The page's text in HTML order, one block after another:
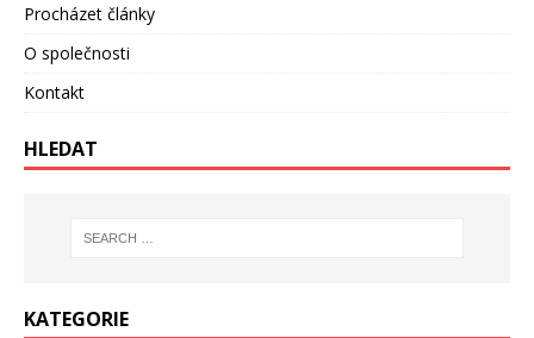
Procházet články
O společnosti
Kontakt
HLEDAT
KATEGORIE